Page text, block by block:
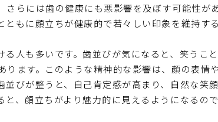
らには歯の健康にも悪影響を及ぼす可能性が
もに顔立ちが健康的で若々しい印象を維持する
人も多いです。歯並びが気になると、笑うこ
ます。このような精神的な影響は、顔の表情
びが整うと、自己肯定感が高まり、自然な笑
、顔立ちがより魅力的に見えるようになるので